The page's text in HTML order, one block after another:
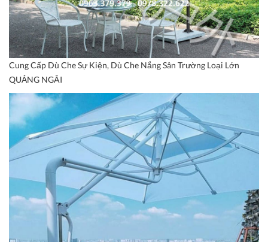
Cung Cấp Dù Che Sự Kiện, Dù Che Nắng Sân Trường Loại Lớn
QUẢNG NGÃI